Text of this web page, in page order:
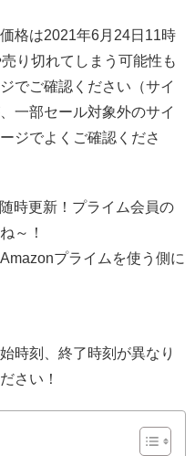
格は2021年6月24日11時
り切れてしまう可能性も
でご確認ください（サイ
一部セール対象外のサイ
ジでよくご確認くださ
時更新！プライム会員の
～！
プライムを使う側に
時刻、終了時刻が異なり
さい！